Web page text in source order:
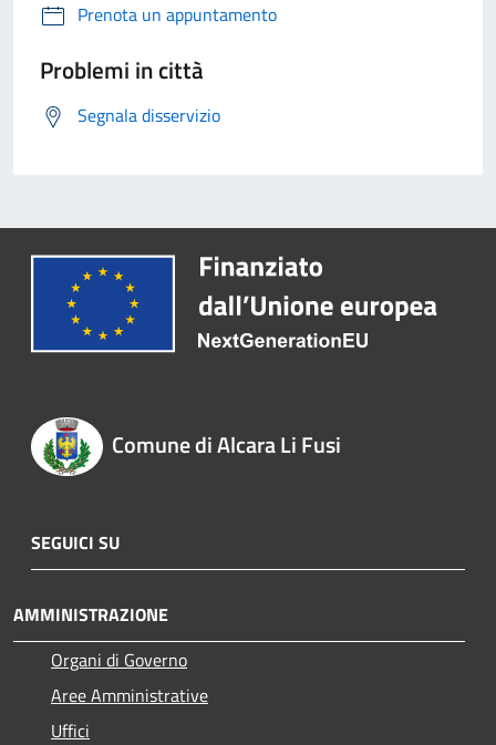
Prenota un appuntamento
Problemi in città
Segnala disservizio
Comune di Alcara Li Fusi
SEGUICI SU
AMMINISTRAZIONE
Organi di Governo
Aree Amministrative
Uffici